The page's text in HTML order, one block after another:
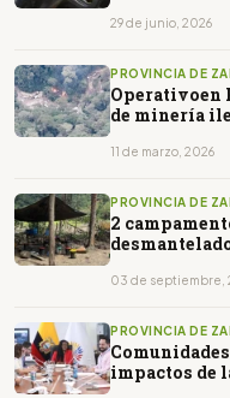
29 de junio, 2026
PROVINCIA DE
Operativoen
de minería
11 de marzo, 2026
PROVINCIA DE
2
03 de septiembre,
PROVINCIA DE
impactos de